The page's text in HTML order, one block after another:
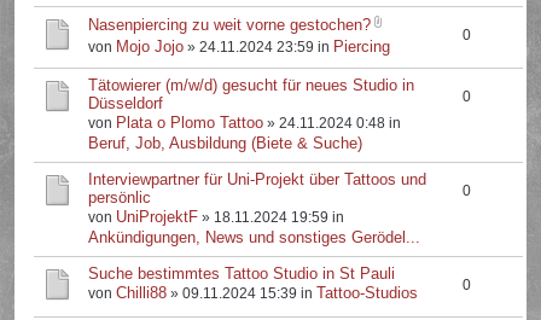
Nasenpiercing zu weit vorne gestochen?
von Mojo Jojo » 24.11.2024 23:59 in Piercing
0
Tätowierer (m/w/d) gesucht für neues Studio in
Düsseldorf
von Plata o Plomo Tattoo » 24.11.2024 0:48 in
Beruf, Job, Ausbildung (Biete & Suche)
0
Interviewpartner für Uni-Projekt über Tattoos und
persönlic
von UniProjektF » 18.11.2024 19:59 in
Ankündigungen, News und sonstiges Gerödel...
0
Suche bestimmtes Tattoo Studio in St Pauli
vonChilli88 » 09.11.2024 15:39 in Tattoo-Studios 0